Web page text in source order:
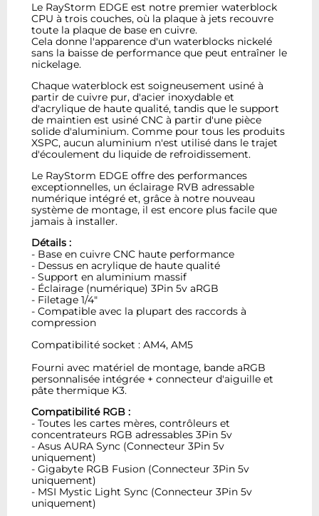
Le RayStorm EDGE est notre premier waterblock
CPU à trois couches, où la plaque à jets recouvre
toute la plaque de base en cuivre.
Cela donne l'apparence d'un waterblocks nickelé
sans la baisse de performance que peut entraîner le
nickelage.
Chaque waterblock est soigneusement usiné à
partir de cuivre pur, d'acier inoxydable et
d'acrylique de haute qualité, tandis que le support
de maintien est usiné CNC à partir d'une pièce
solide d'aluminium. Comme pour tous les produits
XSPC, aucun aluminium n'est utilisé dans le trajet
d'écoulement du liquide de refroidissement.
Le RayStorm EDGE offre des performances
exceptionnelles, un éclairage RVB adressable
numérique intégré et, grâce à notre nouveau
système de montage, il est encore plus facile que
jamais à installer.
Détails :
- Base en cuivre CNC haute performance
- Dessus en acrylique de haute qualité
- Support en aluminium massif
- Éclairage (numérique) 3Pin 5v aRGB
- Filetage 1/4"
- Compatible avec la plupart des raccords à
compression
Compatibilité socket : AM4, AM5
Fourni avec matériel de montage, bande aRGB
personnalisée intégrée + connecteur d'aiguille et
pâte thermique K3.
Compatibilité RGB :
- Toutes les cartes mères, contrôleurs et
concentrateurs RGB adressables 3Pin 5v
- Asus AURA Sync (Connecteur 3Pin 5v
uniquement)
- Gigabyte RGB Fusion (Connecteur 3Pin 5v
uniquement)
- MSI Mystic Light Sync (Connecteur 3Pin 5v
uniquement)